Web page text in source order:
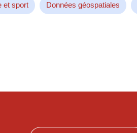
et sport Données géospatiales